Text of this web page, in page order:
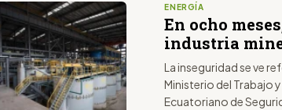
ENERGÍA
En ocho
industria
La inseguridad se ve
Ministerio del Trabajo
Ecuatoriano de